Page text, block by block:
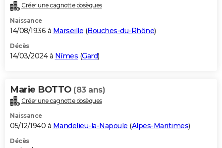
Créer une cagnotte obsèques
Naissance
14/08/1936 à Marseille (Bouches-du-Rhône)
Décès
14/03/2024 à Nîmes (Gard)
Marie BOTTO (83 ans)
Créer une cagnotte obsèques
Naissance
05/12/1940 à Mandelieu-la-Napoule (Alpes-Maritimes)
Décès